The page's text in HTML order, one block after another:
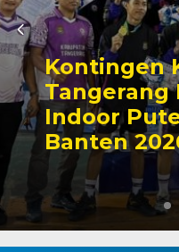
Kontingen
Tangerang
Indoor
Banten